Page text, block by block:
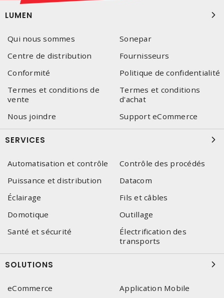
LUMEN
Qui nous sommes
Sonepar
Centre de distribution
Fournisseurs
Conformité
Politique de confidentialité
Termes et conditions de
vente
Termes et conditions
d'achat
Nous joindre
Support eCommerce
SERVICES
Automatisation et contrôle
Contrôle des procédés
Puissance et distribution
Datacom
Éclairage
Fils et câbles
Domotique
Outillage
Santé et sécurité
Électrification des
transports
SOLUTIONS
eCommerce
Application Mobile